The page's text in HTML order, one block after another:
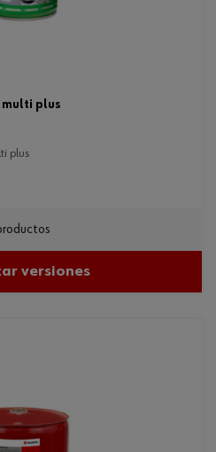
multi plus
plus
versiones